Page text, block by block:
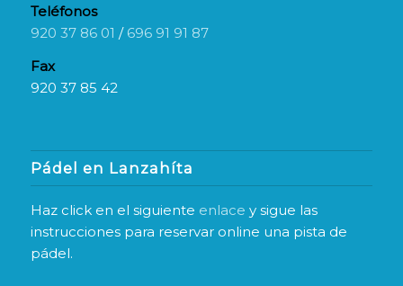
Teléfonos
920 37 86 01 / 696 91 91 87
Fax
920 37 85 42
Pádel en Lanzahíta
Haz click en el siguiente enlace y sigue las
instrucciones para reservar online una pista de
pádel.